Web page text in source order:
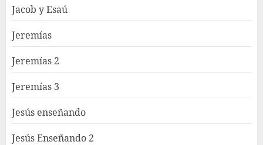
Jacob y Esaú
Jeremías
Jeremías 2
Jeremías 3
Jesús enseñando
Jesús Enseñando 2